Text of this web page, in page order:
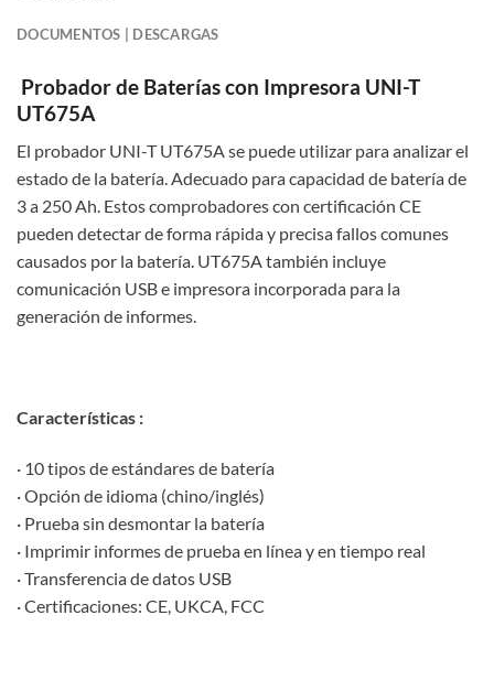
DOCUMENTOS | DESCARGAS
Probador de Baterías con Impresora UNI-T
UT675A
El probador UNI-T UT675A se puede utilizar para analizar el
estado de la batería. Adecuado para capacidad de batería de
3 a 250 Ah. Estos comprobadores con certificación CE
pueden detectar de forma rápida y precisa fallos comunes
causados ​​por la batería. UT675A también incluye
comunicación USB e impresora incorporada para la
generación de informes.
Características :
· 10 tipos de estándares de batería
· Opción de idioma (chino/inglés)
· Prueba sin desmontar la batería
· Imprimir informes de prueba en línea y en tiempo real
· Transferencia de datos USB
· Certificaciones: CE, UKCA, FCC